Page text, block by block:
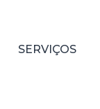
SERVIÇOS